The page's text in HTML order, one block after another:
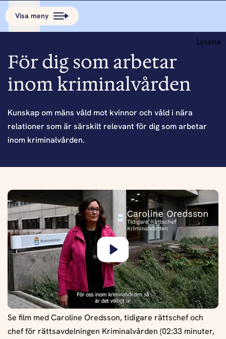
Visa meny
Lyssna
För dig som arbetar
inom kriminalvården
Kunskap om mäns våld mot kvinnor och våld i nära
relationer som är särskilt relevant för dig som arbetar
inom kriminalvården.
Play
Se film med Caroline Oredsson, tidigare rättschef och
chef för rättsavdelningen Kriminalvården (02:33 minuter,